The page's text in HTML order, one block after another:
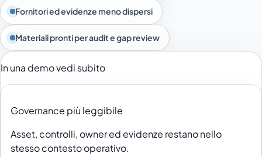
Fornitori ed evidenze meno dispersi
Materiali pronti per audit e gap review
In una demo vedi subito
Governance più leggibile
Asset, controlli, owner ed evidenze restano nello
stesso contesto operativo.